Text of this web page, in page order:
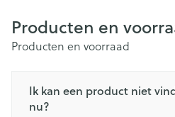
Producten en
Producten en voorraad
Ik kan een product niet
nu?